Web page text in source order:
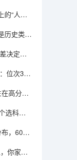
文科三科和理科三科在600分以上的“人数剪刀差”：越往上差距越大
物理类考生在600分以上的占比是历史类的4.7倍，高分段差距悬殊
500分附近每分2500人，一分之差决定公办二本还是民办本科
美术与设计类综合分一分一段表：位次3000-5000考生填报策略
山东2026高考：选考历史的考生在高分段占比最低，仅5.81%
山东2026高考：家长最关心的5个选科问题，数据告诉你答案
山东2026高考：各分数段人数分布，600分以上仅4.26%
山东2026高考：697分以上56人，你家孩子考了多少分